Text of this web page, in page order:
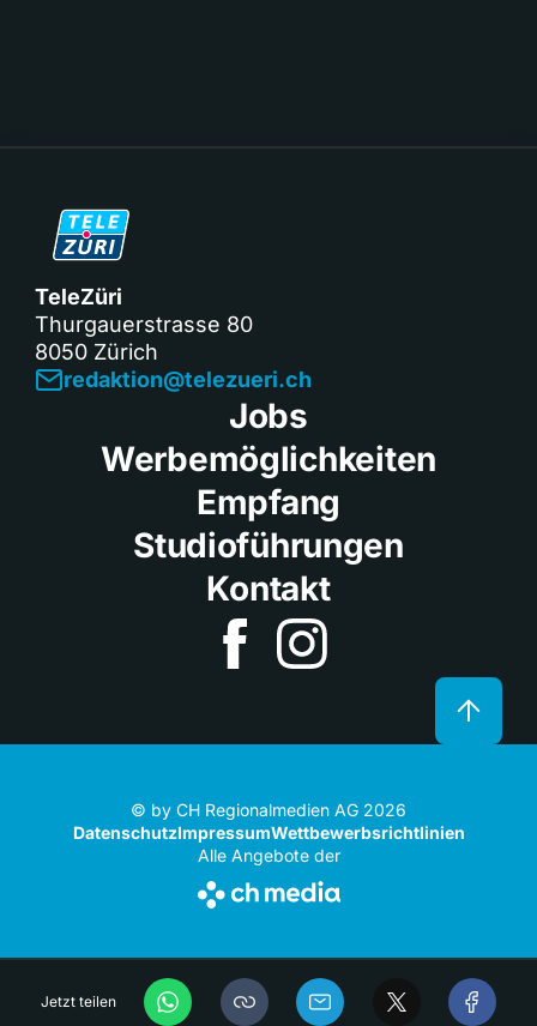
Jetzt teilen
TeleZüri
Thurgauerstrasse 80
8050 Zürich
redaktion@telezueri.ch
Jobs
Werbemöglichkeiten
Empfang
Studioführungen
Kontakt
© by CH Regionalmedien AG 2026
DatenschutzImpressumWettbewerbsrichtlinien
Alle Angebote der